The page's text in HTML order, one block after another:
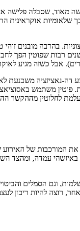
מאוד, שסבלה פלישה
אוקראינית
בהרבה מובנים
רבות שפוטין הפך
אבל כשזה מגיע
נאציזציה משכנעת
משתמש
לחלוטין מההקשר
המורכבות של
עמדה, ומהצד
וגם הסמלים
רוצה להיות ריבון